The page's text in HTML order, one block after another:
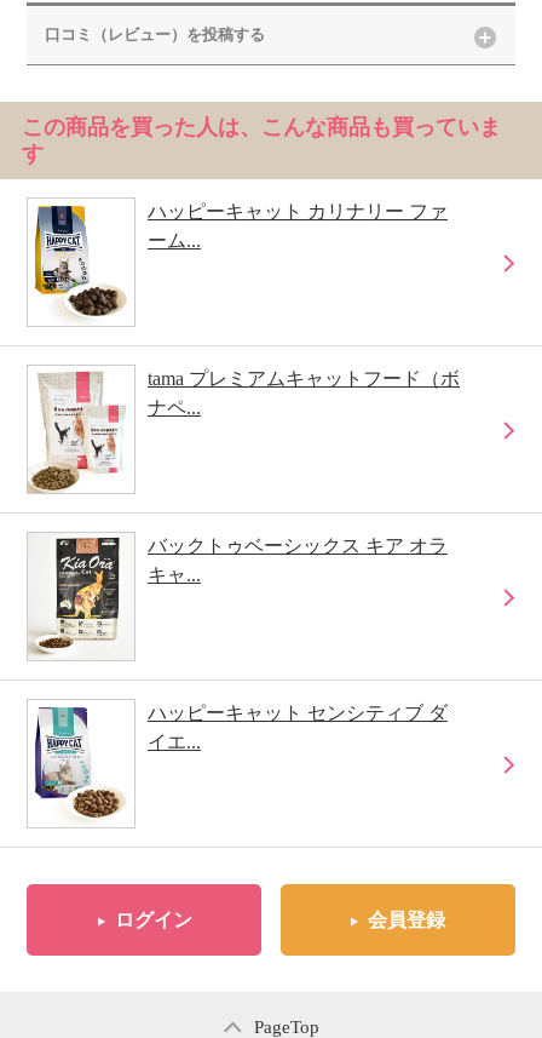
口コミ（レビュー）を投稿する
この商品を買った人は、こんな商品も買っていま
す
ハッピーキャット カリナリー ファ
ーム...
tama プレミアムキャットフード（ボ
ナペ...
バックトゥベーシックス キア オラ
キャ...
ハッピーキャット センシティブ ダ
イエ...
ログイン 会員登録
PageTop